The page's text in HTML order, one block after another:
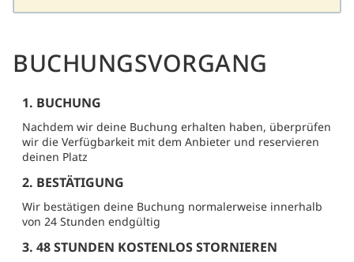
BUCHUNGSVORGANG
1. BUCHUNG
Nachdem wir deine Buchung erhalten haben, überprüfen
wir die Verfügbarkeit mit dem Anbieter und reservieren
deinen Platz
2. BESTÄTIGUNG
Wir bestätigen deine Buchung normalerweise innerhalb
von 24 Stunden endgültig
3. 48 STUNDEN KOSTENLOS STORNIEREN